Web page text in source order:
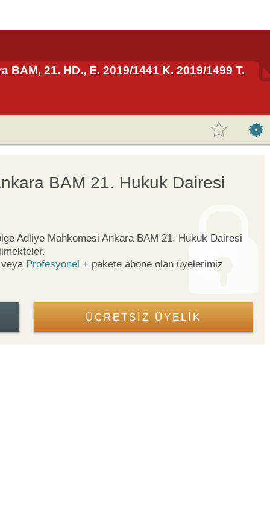
21. HD., E. 2019/1441 K. 2019/1499 T.
BAM 21. Hukuk Dairesi
Adliye Mahkemesi Ankara BAM 21. Hukuk Dairesi
veya Profesyonel + pakete abone olan üyelerimiz
ÜCRETSİZ ÜYELİK